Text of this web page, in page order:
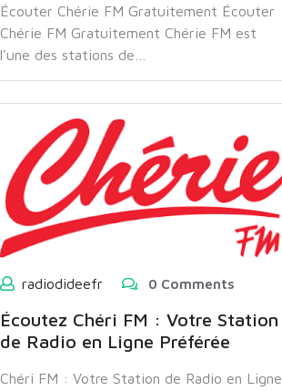
Écouter Chérie FM Gratuitement Écouter
Chérie FM Gratuitement Chérie FM est
l'une des stations de…
radiodideefr 0 Comments
Écoutez Chéri FM : Votre Station
de Radio en Ligne Préférée
Chéri FM : Votre Station de Radio en Ligne